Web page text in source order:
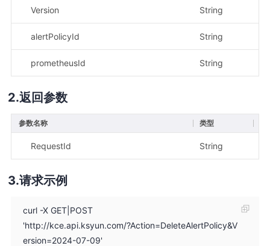
Version String
alertPolicyId String
prometheusId String
返回参数
参数名称 类型
RequestId String
请求示例
curl -X GET|POST
'http://kce.api.ksyun.com/?Action=DeleteAlertPolicy&V
ersion=2024-07-09'